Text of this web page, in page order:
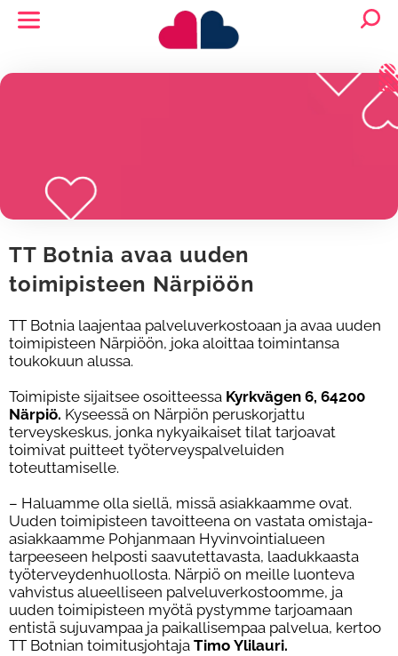
TT Botnia avaa uuden
toimipisteen Närpiöön
TT Botnia laajentaa palveluverkostoaan ja avaa uuden
toimipisteen Närpiöön, joka aloittaa toimintansa
toukokuun alussa.
Toimipiste sijaitsee osoitteessa Kyrkvägen 6, 64200
Närpiö. Kyseessä on Närpiön peruskorjattu
terveyskeskus, jonka nykyaikaiset tilat tarjoavat
toimivat puitteet työterveyspalveluiden
toteuttamiselle.
– Haluamme olla siellä, missä asiakkaamme ovat.
Uuden toimipisteen tavoitteena on vastata omistaja-
asiakkaamme Pohjanmaan Hyvinvointialueen
tarpeeseen helposti saavutettavasta, laadukkaasta
työterveydenhuollosta. Närpiö on meille luonteva
vahvistus alueelliseen palveluverkostoomme, ja
uuden toimipisteen myötä pystymme tarjoamaan
entistä sujuvampaa ja paikallisempaa palvelua, kertoo
TT Botnian toimitusjohtaja Timo Ylilauri.